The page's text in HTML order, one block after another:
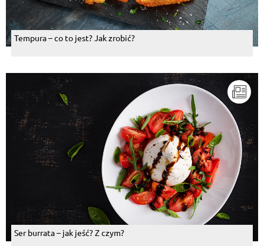
Tempura – co to jest? Jak zrobić?
Ser burrata – jak jeść? Z czym?